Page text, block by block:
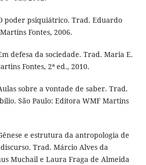
poder psiquiátrico. Trad. Eduardo
Fontes, 2006.
defesa da sociedade. Trad. Maria E.
Fontes, 2ª ed., 2010.
sobre a vontade de saber. Trad.
São Paulo: Editora WMF Martins
e estrutura da antropologia de
Trad. Márcio Alves da
Muchail e Laura Fraga de Almeida